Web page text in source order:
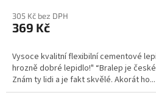
305 Kč bez DPH
369 Kč
Vysoce kvalitní flexibilní cementové
hrozně dobré lepidlo!" “Bralep je
Znám ty lidi a je fakt skvělé. Akorát ho...